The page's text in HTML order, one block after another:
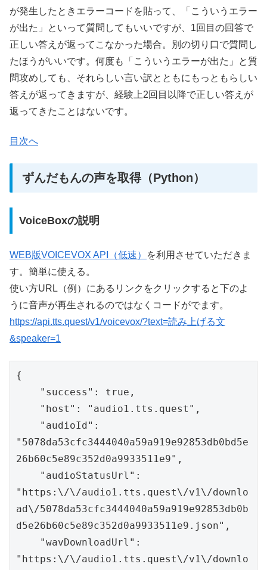
が発生したときエラーコードを貼って、「こういうエラー
が出た」といって質問してもいいですが、1回目の回答で
正しい答えが返ってこなかった場合。別の切り口で質問し
たほうがいいです。何度も「こういうエラーが出た」と質
問攻めしても、それらしい言い訳とともにもっともらしい
答えが返ってきますが、経験上2回目以降で正しい答えが
返ってきたことはないです。
目次へ
ずんだもんの声を取得（Python）
VoiceBoxの説明
WEB版VOICEVOX API（低速）
を利用させていただきま
す。簡単に使える。
使い方URL（例）にあるリンクをクリックすると下のよ
うに音声が再生されるのではなくコードがでます。
https://api.tts.quest/v1/voicevox/?text=読み上げる文
&speaker=1
{
"5078da53cfc3444040a59a919e92853db0bd5e
26b60c5e89c352d0a9933511e9",
"https:\/\/audio1.tts.quest\/v1\/downlo
ad\/5078da53cfc3444040a59a919e92853db0b
d5e26b60c5e89c352d0a9933511e9.json",
"https:\/\/audio1.tts.quest\/v1\/downlo